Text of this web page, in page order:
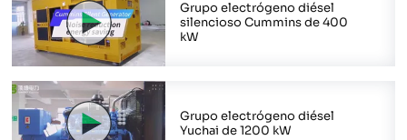
Grupo electrógeno diésel
silencioso Cummins de 400
kW
Grupo electrógeno diésel
Yuchai de 1200 kW